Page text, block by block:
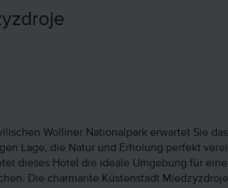
Wolliner Nationalpark erwartet Sie
Lage, die Natur und Erholung perfekt
dieses Hotel die ideale Umgebung für
Die charmante Küstenstadt